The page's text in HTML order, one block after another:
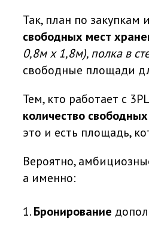
Так, план по
свободных мест
0,8м х 1,8м), полка в
свободные площади
Тем, кто работает с
количество
это и есть площадь,
Вероятно,
а именно:
1.Бронирование